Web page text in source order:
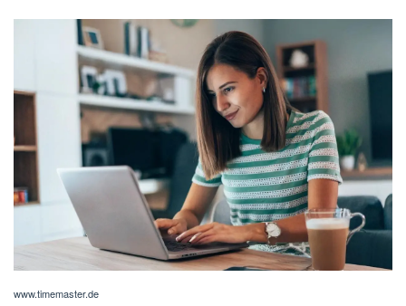
www.timemaster.de